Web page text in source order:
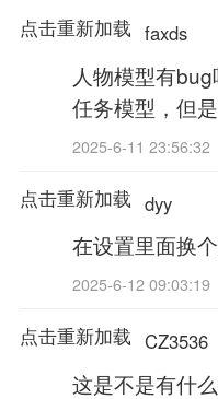
点击重新加载 faxds
人物模型有
任务模型，但
2025-6-11 23:56:32
点击重新加载 dyy
在设置里面换
2025-6-12 09:03:19
点击重新加载 CZ3536
这是不是有什